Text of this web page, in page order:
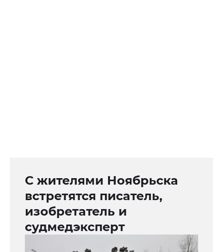
С жителями Ноябрьска
встретятся писатель,
изобретатель и
судмедэксперт